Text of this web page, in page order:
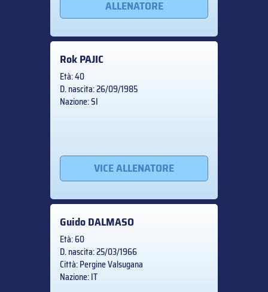
ALLENATORE
RokPAJIC
Età: 40
D. nascita: 26/09/1985
Nazione: SI
VICE ALLENATORE
GuidoDALMASO
Età: 60
D. nascita: 25/03/1966
Città: Pergine Valsugana
Nazione: IT